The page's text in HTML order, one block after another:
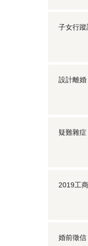
子女行蹤
設計離婚
疑難雜症
2019工
婚前徵信